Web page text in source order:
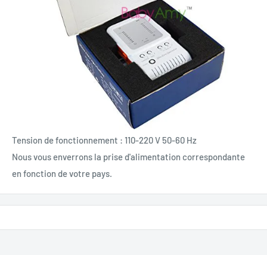
Tension de fonctionnement : 110-220 V 50-60 Hz
Nous vous enverrons la prise d'alimentation correspondante
en fonction de votre pays.